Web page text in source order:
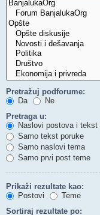
Pretražuj podforume:
Da
Ne
Pretraga u:
Naslovi postova i tekst
Samo tekst poruke
Samo naslovi tema
Samo prvi post teme
Prikaži rezultate kao:
Postovi
Teme
Sortiraj rezultate po: